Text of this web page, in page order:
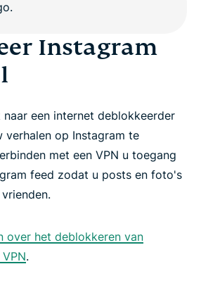
Instagram
een internet deblokkeerder
verhalen op Instagram te
met een VPN u toegang
feed zodat u posts en foto's
over het deblokkeren van
.